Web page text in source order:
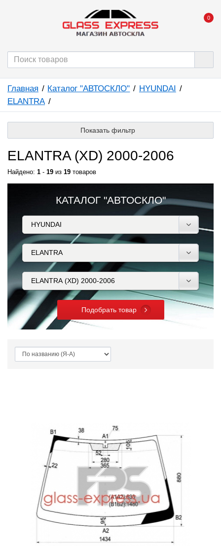
0
Главная Каталог "АВТОСКЛО"
HYUNDAI
ELANTRA
Показать фильтр
ELANTRA (XD) 2000-2006
Найдено: 1 - 19 из 19 товаров
КАТАЛОГ "АВТОСКЛО"
Подобрать товар